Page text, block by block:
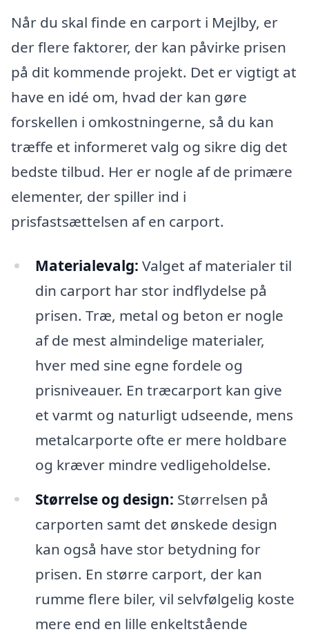
Når du skal finde en carport i Mejlby, er
der flere faktorer, der kan påvirke prisen
på dit kommende projekt. Det er vigtigt at
have en idé om, hvad der kan gøre
forskellen i omkostningerne, så du kan
træffe et informeret valg og sikre dig det
bedste tilbud. Her er nogle af de primære
elementer, der spiller ind i
prisfastsættelsen af en carport.
Materialevalg: Valget af materialer til
din carport har stor indflydelse på
prisen. Træ, metal og beton er nogle
af de mest almindelige materialer,
hver med sine egne fordele og
prisniveauer. En træcarport kan give
et varmt og naturligt udseende, mens
metalcarporte ofte er mere holdbare
og kræver mindre vedligeholdelse.
Størrelse og design: Størrelsen på
carporten samt det ønskede design
kan også have stor betydning for
prisen. En større carport, der kan
rumme flere biler, vil selvfølgelig koste
mere end en lille enkeltstående